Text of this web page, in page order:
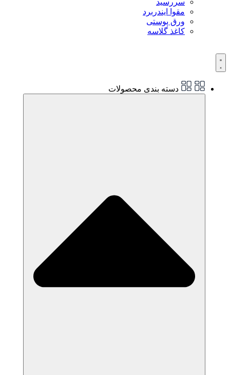
سررسید
مقوا ایندربرد
ورق پوستی
کاغذ گلاسه
دسته بندی محصولات